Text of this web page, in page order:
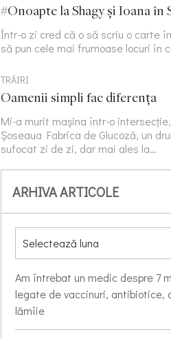
#Onoapte la Shagy și Ioana în
Într-o zi cred că o să scriu o carte
să pun cele mai frumoase locuri în
TRĂIRI
Oamenii simpli fac diferența
Mi-a murit mașina într-o
Șoseaua Fabrica de Glucoză, un
sufocat zi de zi, dar mai ales la…
ARHIVA ARTICOLE
Am întrebat un medic despre 7
legate de vaccinuri, antibiotice,
lămîie